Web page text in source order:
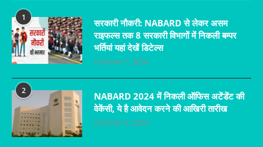
1
सरकारी नौकरी: NABARD से लेकर असम
राइफल्स तक 8 सरकारी विभागों में निकली बम्पर
भर्तियां यहां देखें डिटेल्स
October 7, 2024
2
NABARD 2024 में निकली ऑफिस अटेंडेंट की
वेकेंसी, ये है आवेदन करने की आखिरी तारीख
October 2, 2024